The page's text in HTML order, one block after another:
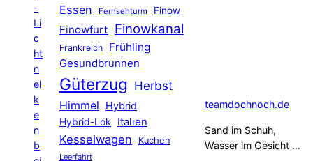
-
Li
c
ht
n
el
k
e
n
b
Essen Fernsehturm Finow
Finowfurt Finowkanal
Frankreich Frühling
Gesundbrunnen
Güterzug Herbst
Himmel
Hybrid
Hybrid-Lok Italien
Kesselwagen Kuchen
Leerfahrt
teamdochnoch.de
Sand im Schuh,
Wasser im Gesicht …